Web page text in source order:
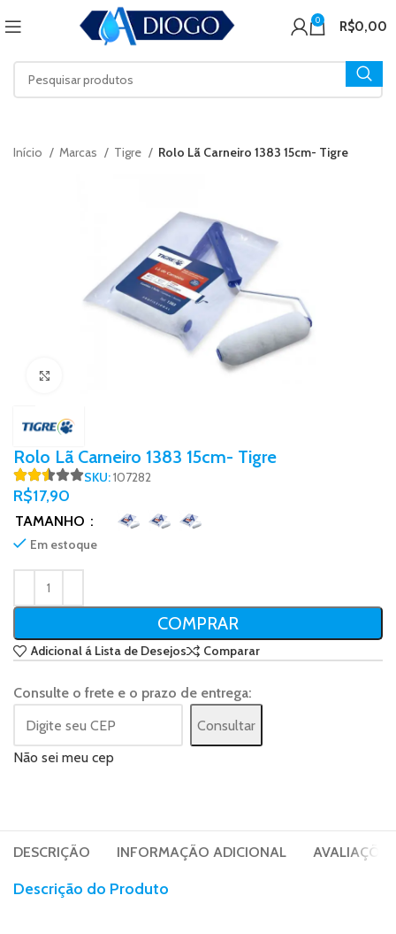
0 R$0,00
Início Marcas Tigre Rolo Lã Carneiro 1383 15cm- Tigre
Rolo Lã Carneiro 1383 15cm- Tigre
SKU:107282
R$17,90
TAMANHO
Em estoque
COMPRAR
Adicional á Lista de Desejos Comparar
Consulte o frete e o prazo de entrega:
Consultar
Não sei meu cep
DESCRIÇÃO INFORMAÇÃO ADICIONAL
Descrição do Produto